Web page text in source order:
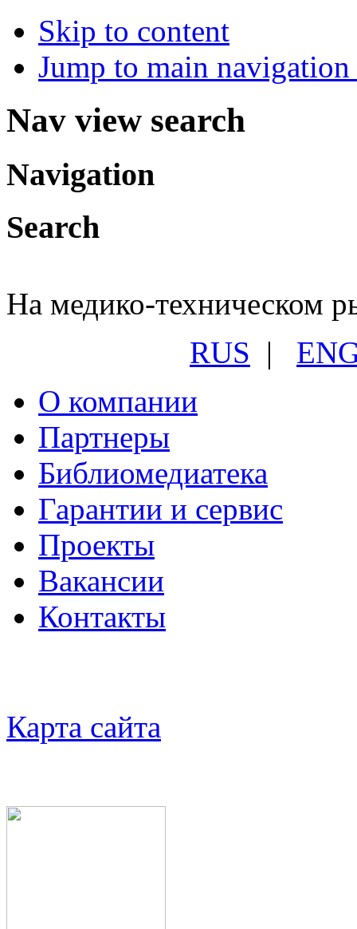
Skip to content
Jump to main
Nav view search
Navigation
Search
На медико-техническом
RUS |
О компании
Партнеры
Библиомедиатека
Гарантии и сервис
Проекты
Вакансии
Контакты
Карта сайта